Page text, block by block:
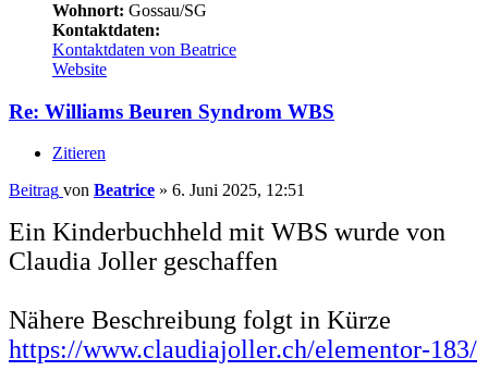
Wohnort: Gossau/SG
Kontaktdaten:
Kontaktdaten von Beatrice
Website
Re: Williams Beuren Syndrom WBS
Zitieren
Beitrag von Beatrice » 6. Juni 2025, 12:51
Ein Kinderbuchheld mit WBS wurde von
Claudia Joller geschaffen
Nähere Beschreibung folgt in Kürze
https://www.claudiajoller.ch/elementor-183/